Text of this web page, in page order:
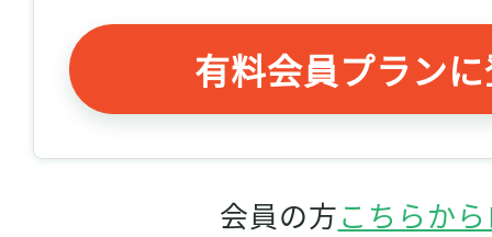
有料会員プラン
会員の方こちらか